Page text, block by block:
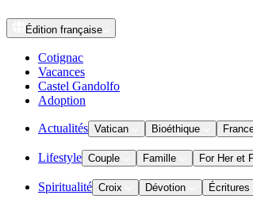
Édition française
Cotignac
Vacances
Castel Gandolfo
Adoption
Actualités Vatican Bioéthique
Lifestyle Couple Famille For Her et
Spiritualité Croix Dévotion Écritures